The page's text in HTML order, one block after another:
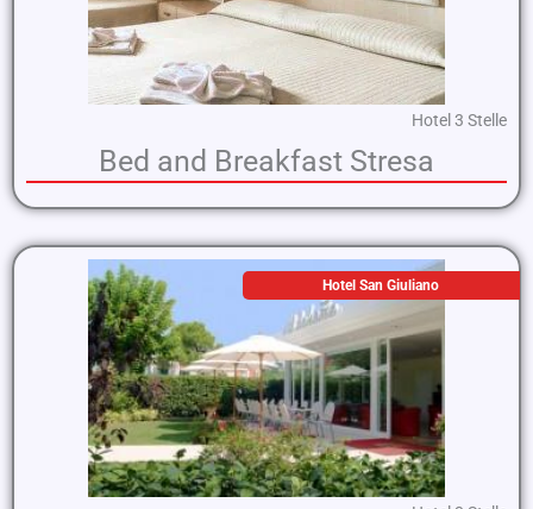
Hotel 3 Stelle
Bed and Breakfast Stresa
Hotel San Giuliano